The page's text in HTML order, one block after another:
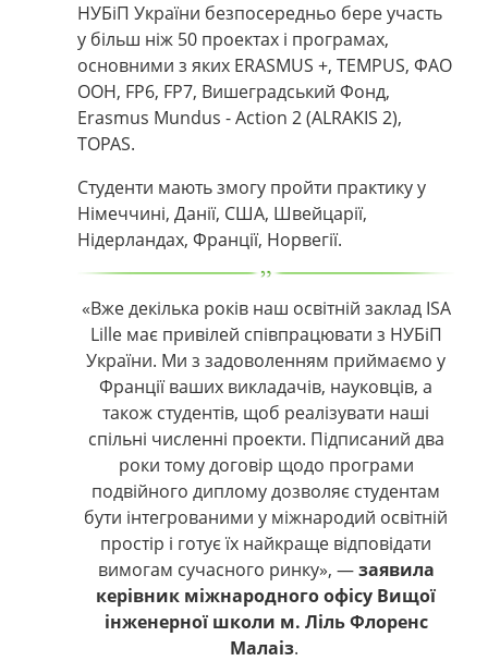
НУБіП України безпосередньо бере участь
у більш ніж 50 проектах і програмах,
основними з яких ERASMUS +, ТEMPUS, ФАО
ООН, FP6, FP7, Вишеградський Фонд,
Erasmus Mundus - Action 2 (ALRAKIS 2),
TOPAS.
Студенти мають змогу пройти практику у
Німеччині, Данії, США, Швейцарії,
Нідерландах, Франції, Норвегії.
«Вже декілька років наш освітній заклад ISA
Lille має привілей співпрацювати з НУБіП
України. Ми з задоволенням приймаємо у
Франції ваших викладачів, науковців, а
також студентів, щоб реалізувати наші
спільні численні проекти. Підписаний два
роки тому договір щодо програми
подвійного диплому дозволяє студентам
бути інтегрованими у міжнародий освітній
простір і готує їх найкраще відповідати
вимогам сучасного ринку», —заявила
керівник міжнародного офісу Вищої
інженерної школи м. Ліль Флоренс
Малаіз.